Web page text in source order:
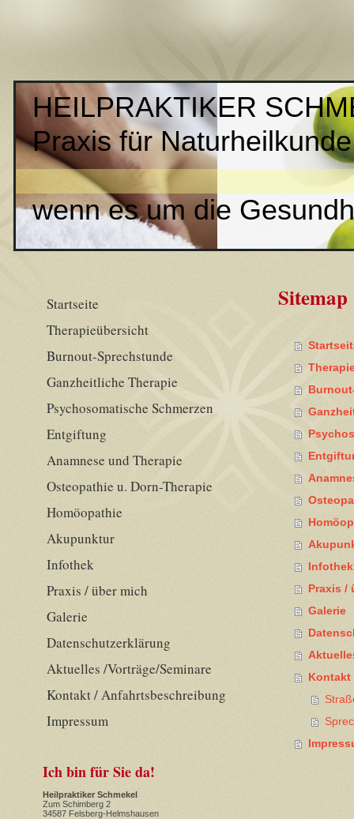
HEILPRAKTIKER
Praxis für Naturheilkunde
wenn es um die
Sitemap
Infothek
Praxis /
Galerie
Kontakt
Startseite
Therapieübersicht
Burnout-Sprechstunde
Ganzheitliche Therapie
Psychosomatische Schmerzen
Entgiftung
Anamnese und Therapie
Osteopathie u. Dorn-Therapie
Homöopathie
Akupunktur
Infothek
Praxis / über mich
Galerie
Datenschutzerklärung
Aktuelles /Vorträge/Seminare
Kontakt / Anfahrtsbeschreibung
Impressum
Ich bin für Sie da!
Heilpraktiker Schmekel
Zum Schimberg 2
34587 Felsberg-Helmshausen